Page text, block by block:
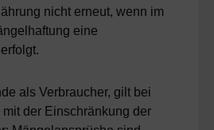
nicht erneut, wenn im
eine
als Verbraucher, gilt bei
der Einschränkung der